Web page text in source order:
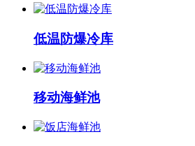
低温防爆冷库
移动海鲜池